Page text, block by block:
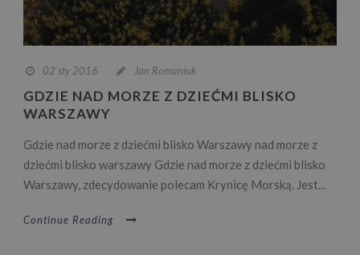
02 sty 2016 Jan Romaniuk
GDZIE NAD MORZE Z DZIEĆMI BLISKO
WARSZAWY
Gdzie nad morze z dziećmi blisko Warszawy nad morze z
dziećmi blisko warszawy Gdzie nad morze z dziećmi blisko
Warszawy, zdecydowanie polecam Krynicę Morską. Jest...
Continue Reading